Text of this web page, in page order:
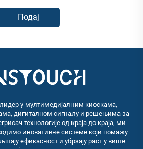
Подај
лидер у мултимедијалним киоскама,
дигиталном сигналу и решењима за
технологије од краја до краја, ми
иновативне системе који помажу
ефикасност и убрзају раст у више